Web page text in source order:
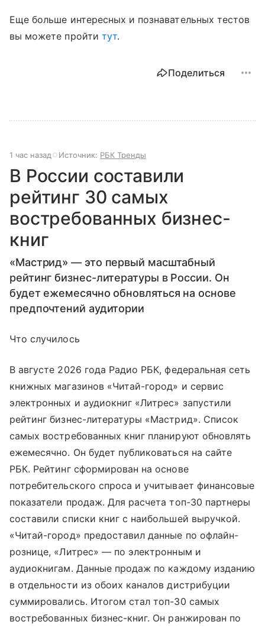
Еще больше интересных и познавательных тестов
вы можете пройти тут.
Поделиться
1 час назад Источник: РБК Тренды
В России составили
рейтинг 30 самых
востребованных бизнес-
книг
«Мастрид» — это первый масштабный
рейтинг бизнес-литературы в России. Он
будет ежемесячно обновляться на основе
предпочтений аудитории
Что случилось
В августе 2026 года Радио РБК, федеральная сеть
книжных магазинов «Читай-город» и сервис
электронных и аудиокниг «Литрес» запустили
рейтинг бизнес-литературы «Мастрид». Список
самых востребованных книг планируют обновлять
ежемесячно. Он будет публиковаться на сайте
РБК. Рейтинг сформирован на основе
потребительского спроса и учитывает финансовые
показатели продаж. Для расчета топ-30 партнеры
составили списки книг с наибольшей выручкой.
«Читай-город» предоставил данные по офлайн-
рознице, «Литрес» — по электронным и
аудиокнигам. Данные продаж по каждому изданию
в отдельности из обоих каналов дистрибуции
суммировались. Итогом стал топ-30 самых
востребованных бизнес-книг. Он ранжирован по